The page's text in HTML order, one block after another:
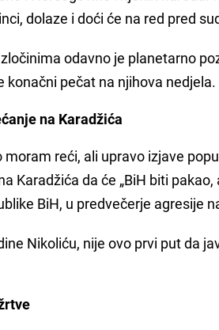
dolaze i doći će na red pred
odavno je planetarno
konačni pečat na njihova nedjela.
na Karadžića
moram reći, ali upravo izjave
Karadžića da će „BiH biti
BiH, u predvečerje agresije
Nikoliću, nije ovo prvi put da